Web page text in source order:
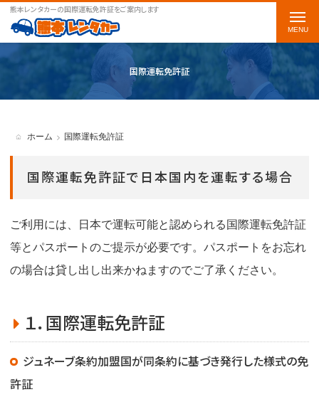
熊本レンタカーの国際運転免許証をご案内します
国際運転免許証
ホーム 国際運転免許証
国際運転免許証で日本国内を運転する場合
ご利用には、日本で運転可能と認められる国際運転免許証
等とパスポートのご提示が必要です。パスポートをお忘れ
の場合は貸し出し出来かねますのでご了承ください。
１．国際運転免許証
ジュネーブ条約加盟国が同条約に基づき発行した様式の免
許証
t
o
g
l
i
g
n